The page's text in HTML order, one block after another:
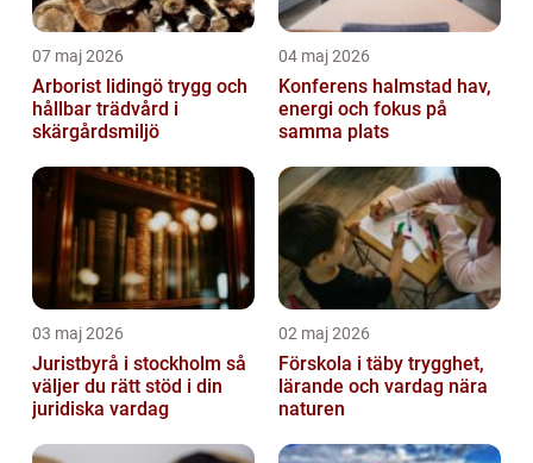
07 maj 2026
Arborist lidingö trygg och
hållbar trädvård i
skärgårdsmiljö
04 maj 2026
Konferens halmstad hav,
energi och fokus på
samma plats
03 maj 2026
Juristbyrå i stockholm så
väljer du rätt stöd i din
juridiska vardag
02 maj 2026
Förskola i täby trygghet,
lärande och vardag nära
naturen